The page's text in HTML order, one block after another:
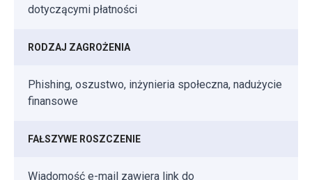
dotyczącymi płatności
RODZAJ ZAGROŻENIA
Phishing, oszustwo, inżynieria społeczna, nadużycie
finansowe
FAŁSZYWE ROSZCZENIE
Wiadomość e-mail zawiera link do